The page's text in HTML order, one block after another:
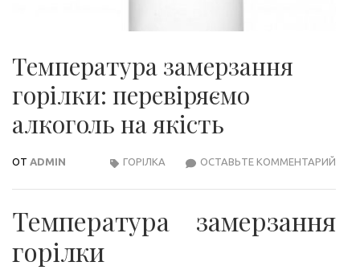
Температура замерзання
горілки: перевіряємо
алкоголь на якість
ОТ ADMIN ОСТАВЬТЕ КОММЕНТАРИЙ
ГОРІЛКА
Температура замерзання
горілки